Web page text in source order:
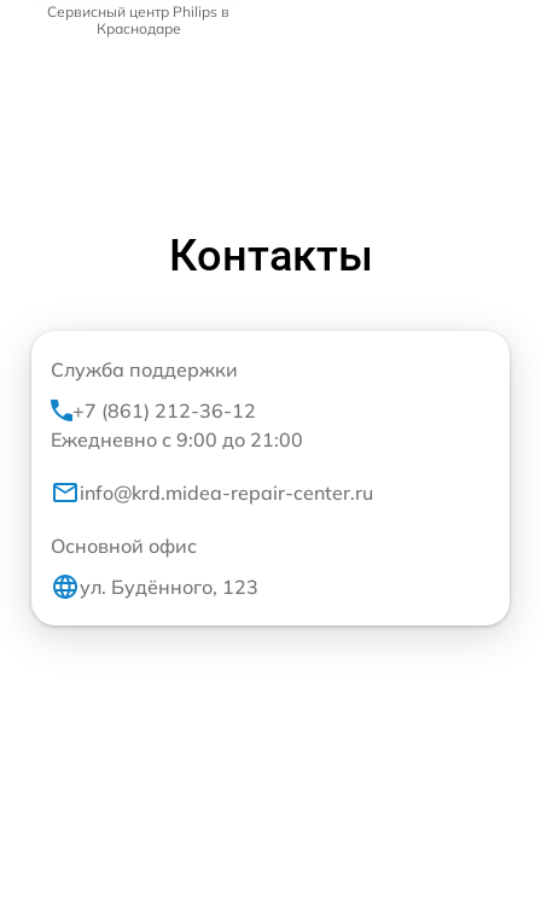
Сервисный центр Philips в
Краснодаре
Контакты
Служба поддержки
+7 (861) 212-36-12
Ежедневно с 9:00 до 21:00
info@krd.midea-repair-center.ru
Основной офис
ул. Будённого, 123